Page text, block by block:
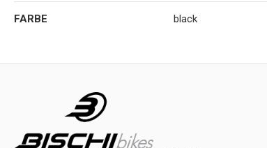
FARBE black